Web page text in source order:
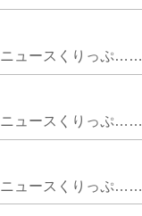
ニュースくりっぷ……
ニュースくりっぷ……
ニュースくりっぷ……